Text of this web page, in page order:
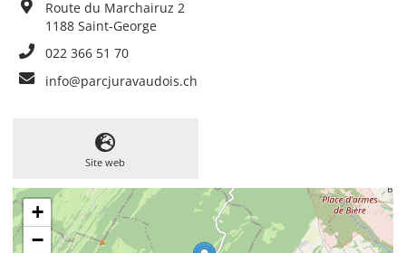
Route du Marchairuz 2
1188 Saint-George
022 366 51 70
info@parcjuravaudois.ch
Site web
+
−